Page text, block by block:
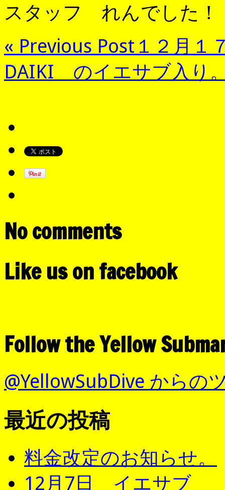
スタッフ れんでした！
« Previous Post １２月
DAIKI のイエサブ入り
No comments
Like us on facebook
Follow the Yellow
@YellowSubDive からの
最近の投稿
料金改定のお知らせ。
12月7日 イエサブ